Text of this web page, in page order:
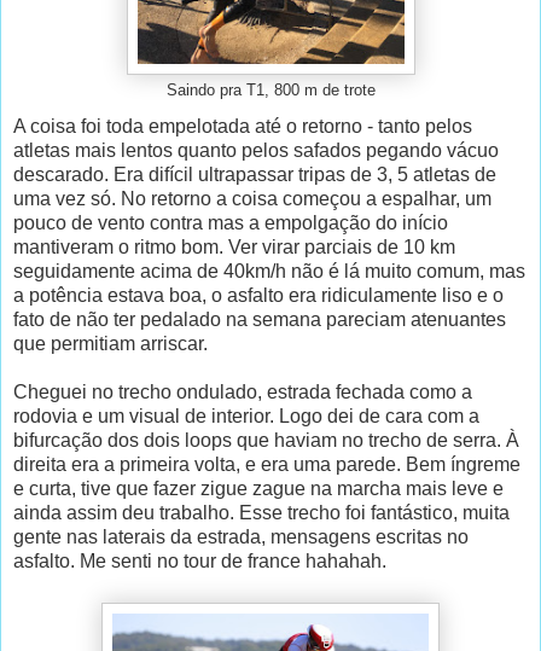
Saindo pra T1, 800 m de trote
A coisa foi toda empelotada até o retorno - tanto pelos
atletas mais lentos quanto pelos safados pegando vácuo
descarado. Era difícil ultrapassar tripas de 3, 5 atletas de
uma vez só. No retorno a coisa começou a espalhar, um
pouco de vento contra mas a empolgação do início
mantiveram o ritmo bom. Ver virar parciais de 10 km
seguidamente acima de 40km/h não é lá muito comum, mas
a potência estava boa, o asfalto era ridiculamente liso e o
fato de não ter pedalado na semana pareciam atenuantes
que permitiam arriscar.
Cheguei no trecho ondulado, estrada fechada como a
rodovia e um visual de interior. Logo dei de cara com a
bifurcação dos dois loops que haviam no trecho de serra. À
direita era a primeira volta, e era uma parede. Bem íngreme
e curta, tive que fazer zigue zague na marcha mais leve e
ainda assim deu trabalho. Esse trecho foi fantástico, muita
gente nas laterais da estrada, mensagens escritas no
asfalto. Me senti no tour de france hahahah.